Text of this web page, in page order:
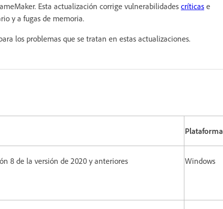
Esta actualización corrige vulnerabilidades críticas e
y a fugas de memoria.
los problemas que se tratan en estas actualizaciones.
Plataforma
8 de la versión de 2020 y anteriores Windows